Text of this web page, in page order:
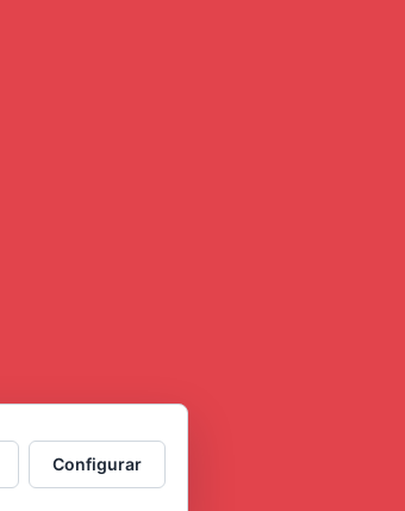
Configurar